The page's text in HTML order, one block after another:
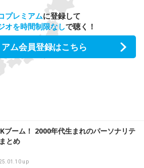
プレミアムに登録して
オを時間制限なしで聴く！
ム会員登録はこちら
ブーム！ 2000年代生まれのパーソナリテ
とめ
up